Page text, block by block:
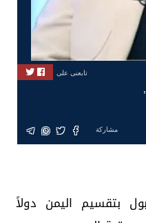
تابعنى على
مشاركة
بتقسيم اليمن دولاً